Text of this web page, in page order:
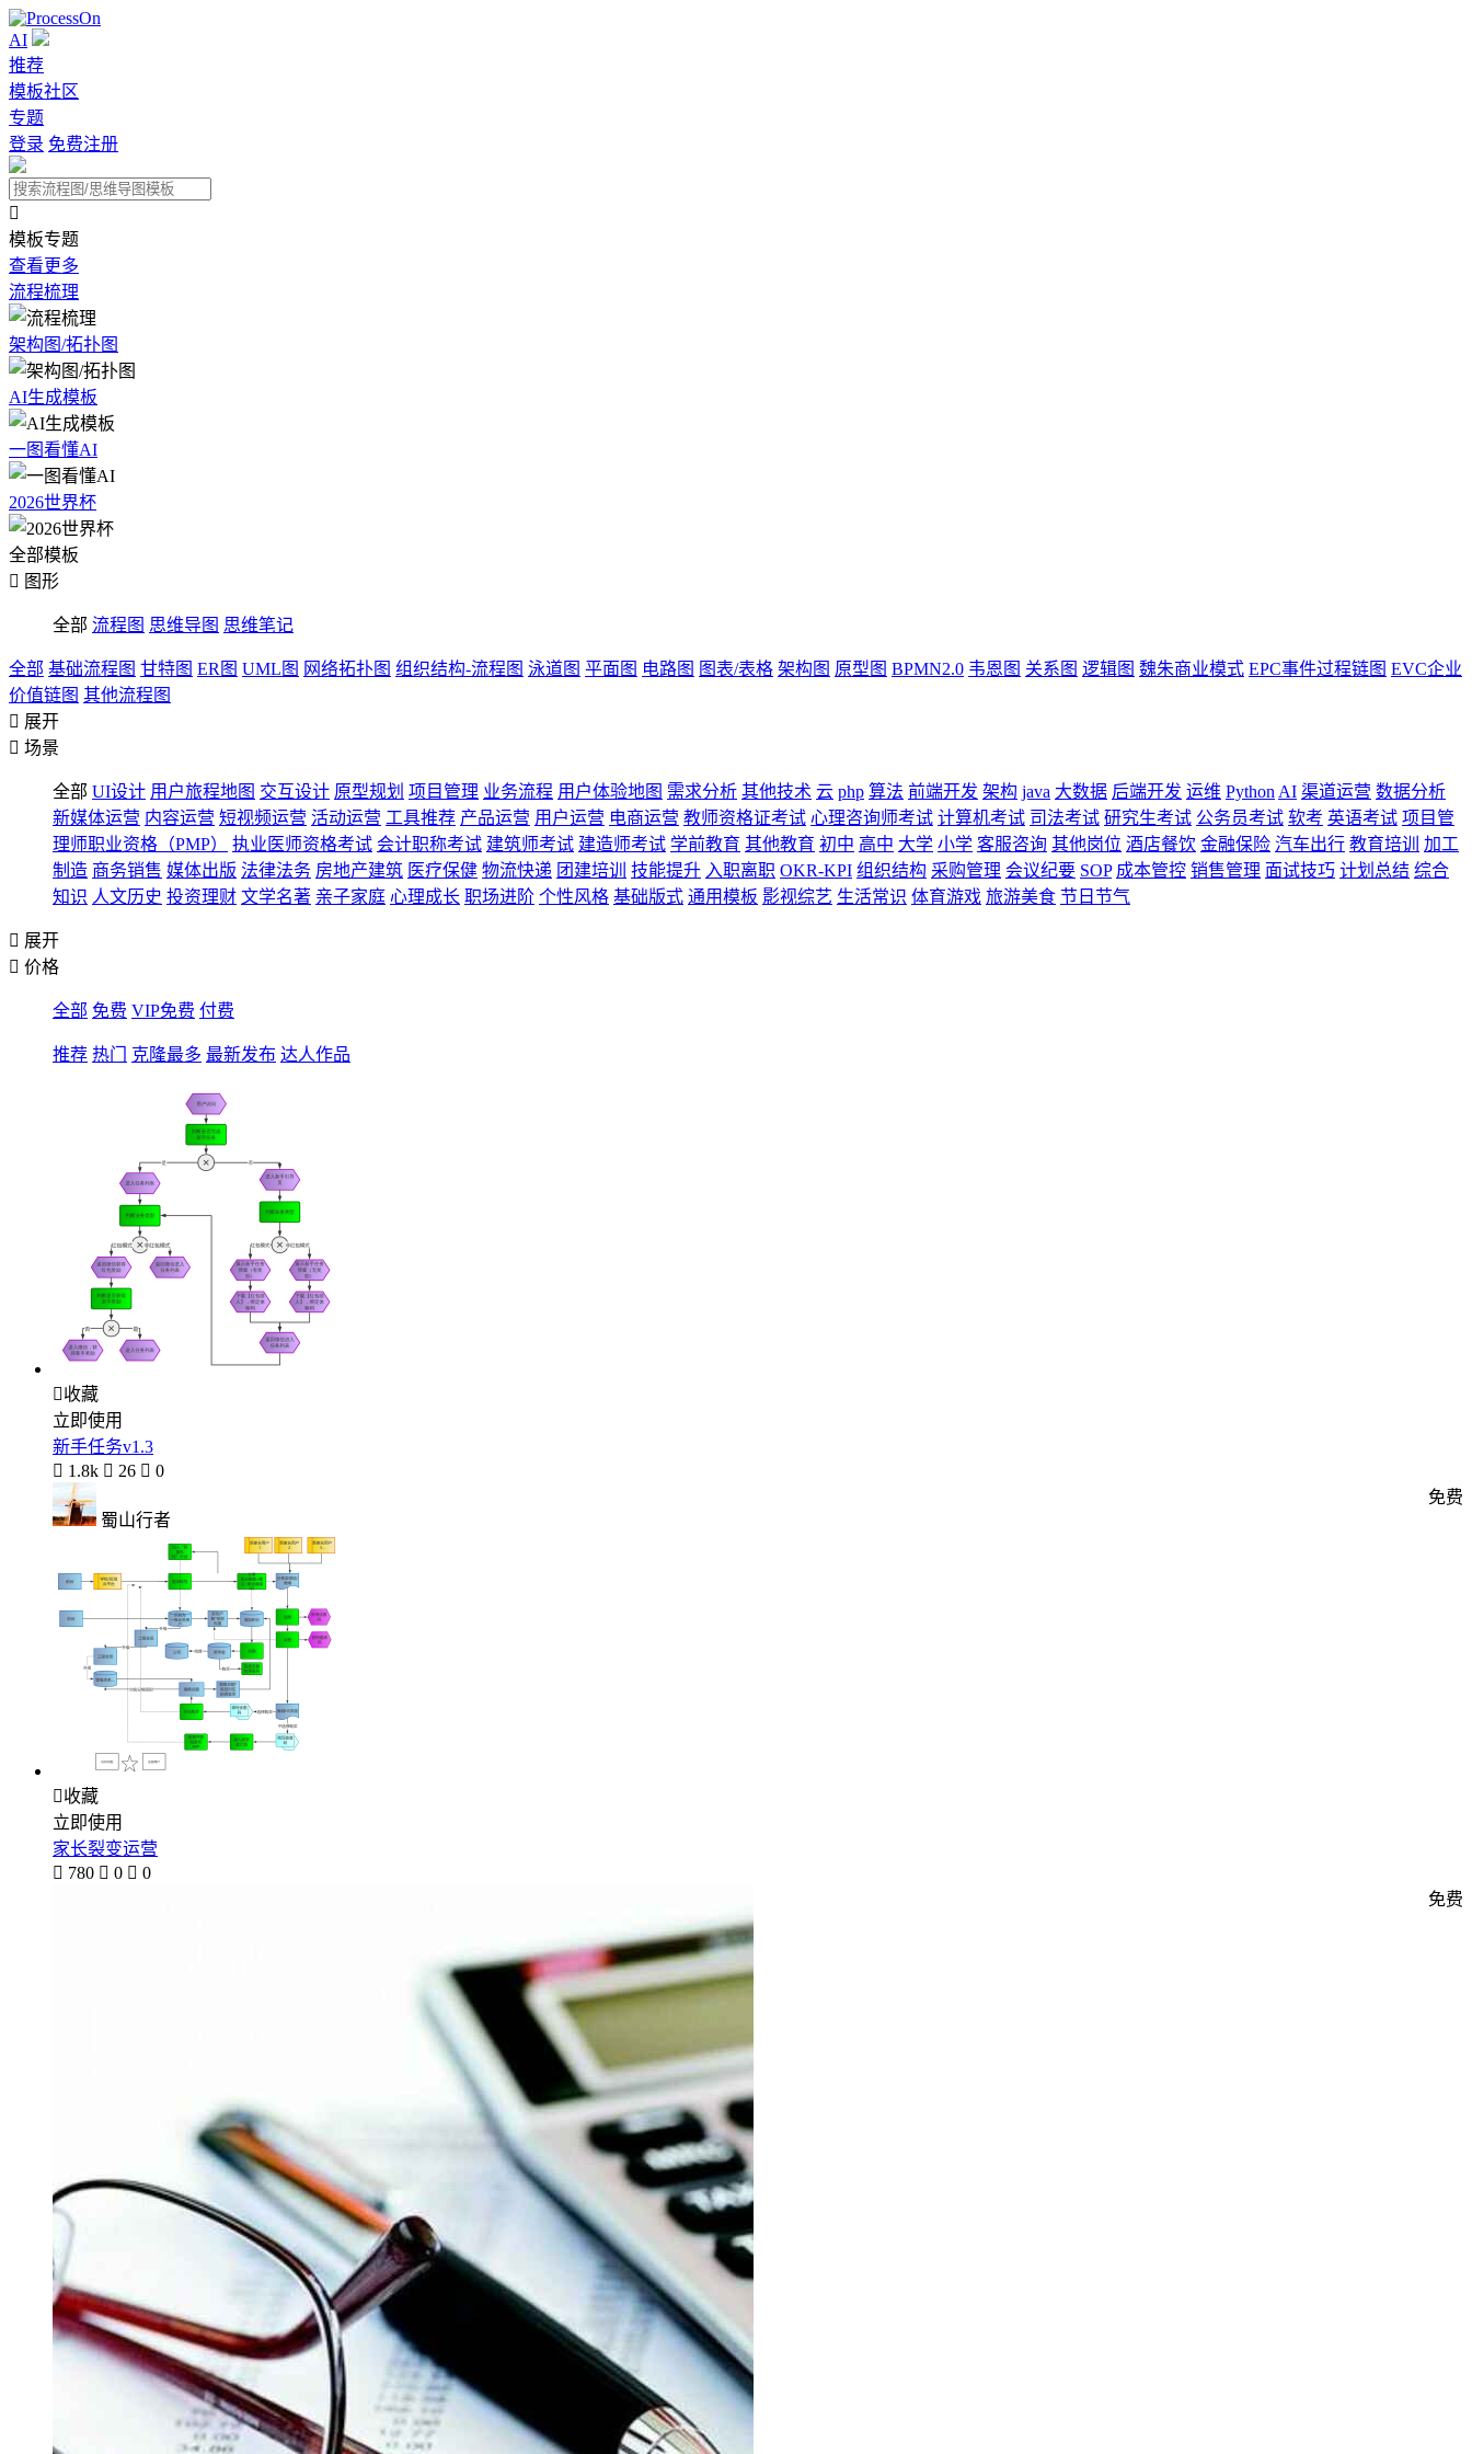
AI
推荐
模板社区
专题
登录 免费注册

模板专题
查看更多
流程梳理
架构图/拓扑图
AI生成模板
一图看懂AI
2026世界杯
全部模板
 图形
全部 流程图 思维导图 思维笔记
全部 基础流程图 甘特图 ER图 UML图 网络拓扑图 组织结构-流程图 泳道图 平面图 电路图 图表/表格 架构图 原型图 BPMN2.0 韦恩图 关系图 逻辑图 魏朱商业模式 EPC事件过程链图 EVC企业
价值链图 其他流程图
 展开
 场景
全部 UI设计 用户旅程地图 交互设计 原型规划 项目管理 业务流程 用户体验地图 需求分析 其他技术 云 php 算法 前端开发 架构 java 大数据 后端开发 运维 Python AI 渠道运营 数据分析
新媒体运营 内容运营 短视频运营 活动运营 工具推荐 产品运营 用户运营 电商运营 教师资格证考试 心理咨询师考试 计算机考试 司法考试 研究生考试 公务员考试 软考 英语考试 项目管
理师职业资格（PMP）
执业医师资格考试 会计职称考试 建筑师考试 建造师考试 学前教育 其他教育 初中 高中 大学 小学 客服咨询 其他岗位 酒店餐饮 金融保险 汽车出行 教育培训
加工
制造 商务销售 媒体出版 法律法务 房地产建筑 医疗保健 物流快递 团建培训 技能提升 入职离职 OKR-KPI 组织结构 采购管理 会议纪要 SOP 成本管控 销售管理 面试技巧 计划总结 综合
知识 人文历史 投资理财 文学名著 亲子家庭 心理成长 职场进阶 个性风格 基础版式 通用模板 影视综艺 生活常识 体育游戏 旅游美食 节日节气
 展开
 价格
全部 免费 VIP免费 付费
推荐 热门 克隆最多 最新发布 达人作品
收藏
立即使用
新手任务v1.3
 1.8k  26  0
蜀山行者
免费
收藏
立即使用
家长裂变运营
 780  0  0
免费